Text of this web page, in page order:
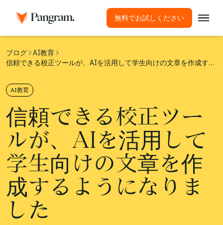
無料でお試しください
AI検出ツール
画像検出器
API
連携
盗用チェックツール
多言語AI検出
ユースケース
会社
ブログ
AI教育
信頼できる校正ツールが、AIを活用して学生向けの文章を作成するようになりました
AI教育
信頼できる校正ツー
ルが、AIを活用して
学生向けの文章を作
成するようになりま
した